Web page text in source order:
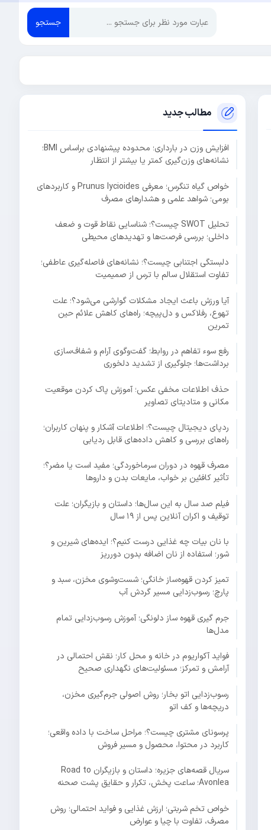
جستجو
مطالب جدید
افزایش وزن در بارداری؛ محدوده پیشنهادی براساس BMI؛
نشانه‌های وزن‌گیری کمتر یا بیشتر از انتظار
خواص گیاه تنگرس؛ معرفی Prunus lycioides و کاربردهای
بومی؛ شواهد علمی و هشدارهای مصرف
تحلیل SWOT چیست؟؛ شناسایی نقاط قوت و ضعف
داخلی؛ بررسی فرصت‌ها و تهدیدهای محیطی
دلبستگی اجتنابی چیست؟؛ نشانه‌های فاصله‌گیری عاطفی؛
تفاوت استقلال سالم با ترس از صمیمیت
آیا ورزش باعث ایجاد مشکلات گوارشی می‌شود؟؛ علت
تهوع، رفلاکس و دل‌پیچه؛ راه‌های کاهش علائم حین
تمرین
رفع سوء تفاهم در روابط؛ گفت‌وگوی آرام و شفاف‌سازی
برداشت‌ها؛ جلوگیری از تشدید دلخوری
حذف اطلاعات مخفی عکس؛ آموزش پاک کردن موقعیت
مکانی و متادیتای تصاویر
ردپای دیجیتال چیست؟؛ اطلاعات آشکار و پنهان کاربران؛
راه‌های بررسی و کاهش داده‌های قابل ردیابی
مصرف قهوه در دوران سرماخوردگی؛ مفید است یا مضر؟؛
تأثیر کافئین بر خواب، مایعات بدن و داروها
فیلم صد سال به این سال‌ها؛ داستان و بازیگران؛ علت
توقیف و اکران آنلاین پس از ۱۹ سال
با نان بیات چه غذایی درست کنیم؟؛ ایده‌های شیرین و
شور؛ استفاده از نان اضافه بدون دورریز
تمیز کردن قهوه‌ساز خانگی؛ شست‌وشوی مخزن، سبد و
پارچ؛ رسوب‌زدایی مسیر گردش آب
جرم گیری قهوه ساز دلونگی؛ آموزش رسوب‌زدایی تمام
مدل‌ها
فواید آکواریوم در خانه و محل کار؛ نقش احتمالی در
آرامش و تمرکز؛ مسئولیت‌های نگهداری صحیح
رسوب‌زدایی اتو بخار؛ روش اصولی جرم‌گیری مخزن،
دریچه‌ها و کف اتو
پرسونای مشتری چیست؟؛ مراحل ساخت با داده واقعی؛
کاربرد در محتوا، محصول و مسیر فروش
سریال قصه‌های جزیره؛ داستان و بازیگران Road to
Avonlea؛ ساعت پخش، تکرار و حقایق پشت صحنه
خواص تخم شربتی؛ ارزش غذایی و فواید احتمالی؛ روش
مصرف، تفاوت با چیا و عوارض